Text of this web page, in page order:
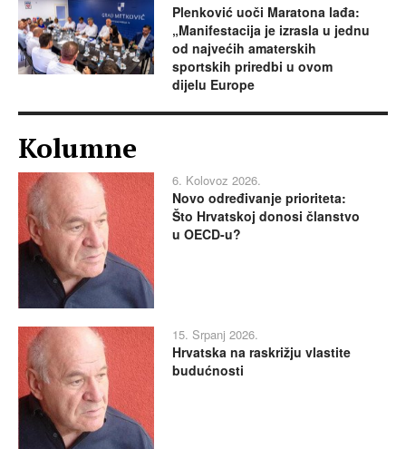
Plenković uoči Maratona lađa:
„Manifestacija je izrasla u jednu
od najvećih amaterskih
sportskih priredbi u ovom
dijelu Europe
Kolumne
6. Kolovoz 2026.
Novo određivanje prioriteta:
Što Hrvatskoj donosi članstvo
u OECD-u?
15. Srpanj 2026.
Hrvatska na raskrižju vlastite
budućnosti